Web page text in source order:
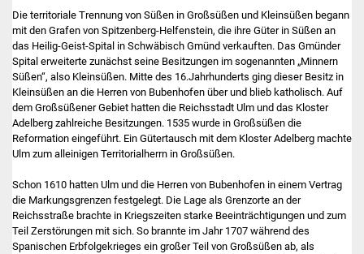
Kolping-Musikschule
Volkshochschule
Soziale Einrichtungen
Kirchen
Lokale Agenda
Jugendhaus
Fachteam Jugend
Die territoriale Trennung von Süßen in Großsüßen und Kleinsüßen begann
mit den Grafen von Spitzenberg-Helfenstein, die ihre Güter in Süßen an
das Heilig-Geist-Spital in Schwäbisch Gmünd verkauften. Das Gmünder
Spital erweiterte zunächst seine Besitzungen im sogenannten „Minnern
Süßen“, also Kleinsüßen. Mitte des 16.Jahrhunderts ging dieser Besitz in
Kleinsüßen an die Herren von Bubenhofen über und blieb katholisch. Auf
dem Großsüßener Gebiet hatten die Reichsstadt Ulm und das Kloster
Adelberg zahlreiche Besitzungen. 1535 wurde in Großsüßen die
Reformation eingeführt. Ein Gütertausch mit dem Kloster Adelberg machte
Ulm zum alleinigen Territorialherrn in Großsüßen.
Schon 1610 hatten Ulm und die Herren von Bubenhofen in einem Vertrag
die Markungsgrenzen festgelegt. Die Lage als Grenzorte an der
Reichsstraße brachte in Kriegszeiten starke Beeinträchtigungen und zum
Teil Zerstörungen mit sich. So brannte im Jahr 1707 während des
Spanischen Erbfolgekrieges ein großer Teil von Großsüßen ab, als